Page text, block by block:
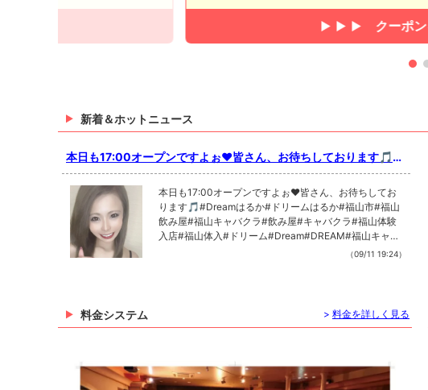
クーポ
新着＆ホットニュース
本日も17:00オープンですよぉ❤皆さん、お待ちしております🎵#
Dreamはるか...
本日も17:00オープンですよぉ❤皆さん、お待ちしてお
ります🎵#Dreamはるか#ドリームはるか#福山市#福山
飲み屋#福山キャバクラ#飲み屋#キャバクラ#福山体験
入店#福山体入#ドリーム#Dream#DREAM#福山キャバ
クラ求人#モデル#instaphoto#instafollow#like4like#f4f
（09/11 19:24）
料金システム > 料金を詳しく見る